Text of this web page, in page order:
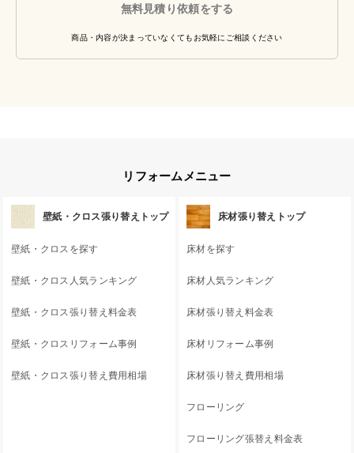
無料見積り依頼をする
商品・内容が決まっていなくてもお気軽にご相談ください
リフォームメニュー
壁紙・クロス張り替えトップ
壁紙・クロスを探す
壁紙・クロス人気ランキング
壁紙・クロス張り替え料金表
壁紙・クロスリフォーム事例
壁紙・クロス張り替え費用相場
床材張り替えトップ
床材を探す
床材人気ランキング
床材張り替え料金表
床材リフォーム事例
床材張り替え費用相場
フローリング
フローリング張替え料金表